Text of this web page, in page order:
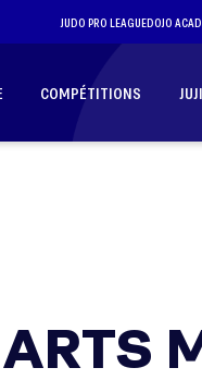
JUDO PRO LEAGUEDOJO
COMPÉTITIONS